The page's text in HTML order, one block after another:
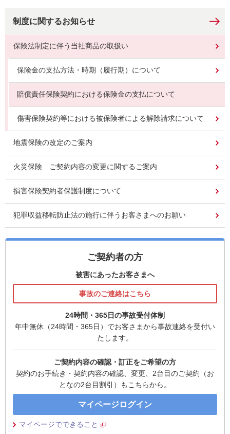
制度に関するお知らせ
保険法制定に伴う当社商品の取扱い
保険金の支払方法・時期（履行期）について
賠償責任保険契約における保険金の支払について
傷害保険契約等における被保険者による解除請求について
地震保険の改定のご案内
火災保険 ご契約内容の変更に関するご案内
損害保険契約者保護制度について
犯罪収益移転防止法の施行に伴うお客さまへのお願い
ご契約者の方
被害にあったお客さまへ
事故のご連絡はこちら
24時間・365日の事故受付体制
年中無休（24時間・365日）でお客さまから事故連絡を受付い
たします。
ご契約内容の確認・訂正をご希望の方
契約のお手続き・契約内容の確認、変更、2台目のご契約（お
となの2台目割引）もこちらから。
マイページログイン
マイページでできること